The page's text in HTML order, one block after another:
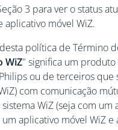
3 para ver o status
aplicativo móvel WiZ.
política de Término
WiZ" significa um produto
ou de terceiros que
com comunicação
WiZ (seja com um
aplicativo móvel WiZ e